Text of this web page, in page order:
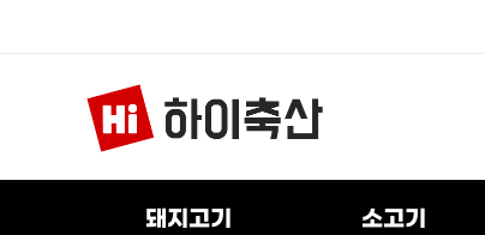
돼지고기 소고기